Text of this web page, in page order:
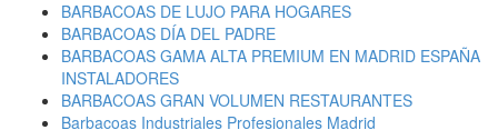
BARBACOAS DE LUJO PARA HOGARES
BARBACOAS DÍA DEL PADRE
BARBACOAS GAMA ALTA PREMIUM EN MADRID ESPAÑA
INSTALADORES
BARBACOAS GRAN VOLUMEN RESTAURANTES
Barbacoas Industriales Profesionales Madrid